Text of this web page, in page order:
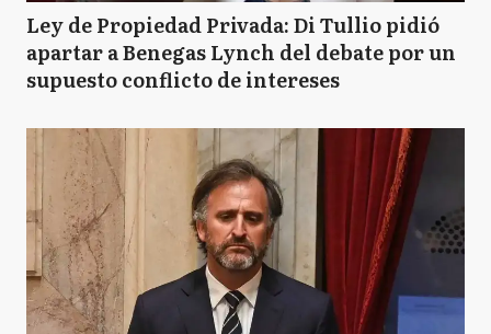
Ley de Propiedad Privada: Di Tullio pidió
apartar a Benegas Lynch del debate por un
supuesto conflicto de intereses